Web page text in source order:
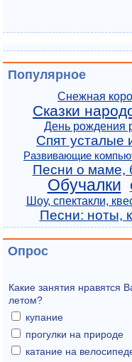
Популярное
Снежная
Сказки
День рождения
Спят усталые
Развивающие
Песни о маме,
Обучалки
Шоу, спектакли,
Песни: ноты,
Опрос
Какие занятия нравятся
летом?
купание
прогулки на природе
катание на